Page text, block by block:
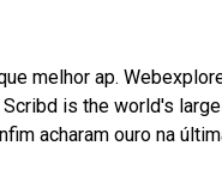
melhor ap.
is the world's
acharam ouro na